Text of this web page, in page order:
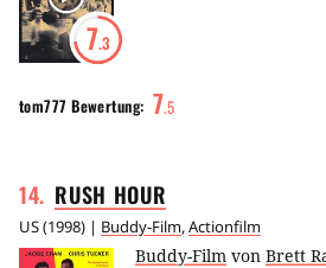
7.3
tom777 Bewertung: 7.5
14. RUSH HOUR
US(1998) | Buddy-Film,Actionfilm
Buddy-Film von Brett